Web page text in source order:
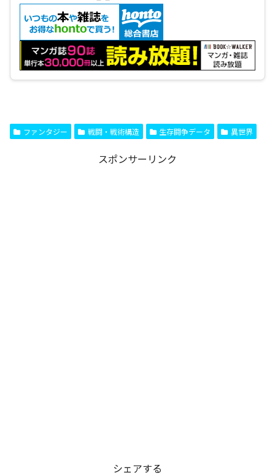
ファンタジー 戦闘・戦術構造 生存闘争データ 異世界
スポンサーリンク
シェアする